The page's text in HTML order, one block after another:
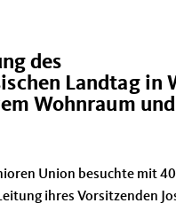
des
Landtag in
Wohnraum
Union besuchte mit
ihres Vorsitzenden